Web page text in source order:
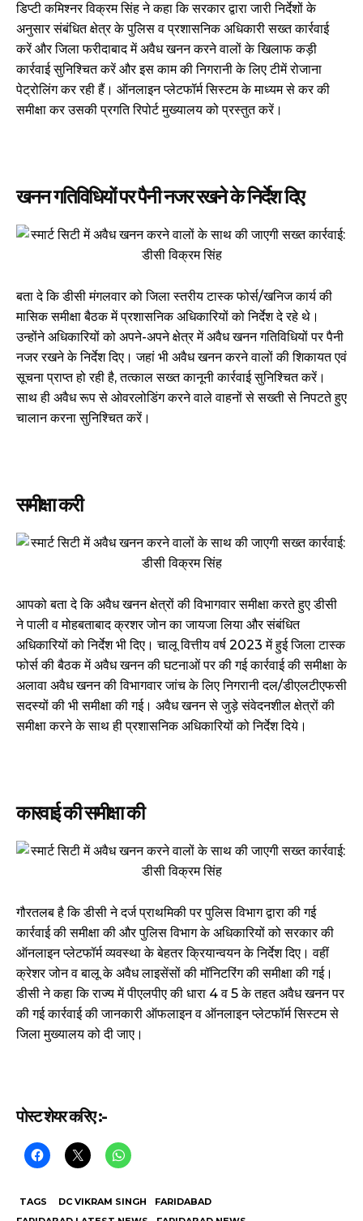
डिप्टी कमिश्नर विक्रम सिंह ने कहा कि सरकार द्वारा जारी निर्देशों के
अनुसार संबंधित क्षेत्र के पुलिस व प्रशासनिक अधिकारी सख्त कार्रवाई
करें और जिला फरीदाबाद में अवैध खनन करने वालों के खिलाफ कड़ी
कार्रवाई सुनिश्चित करें और इस काम की निगरानी के लिए टीमें रोजाना
पेट्रोलिंग कर रही हैं। ऑनलाइन प्लेटफॉर्म सिस्टम के माध्यम से कर की
समीक्षा कर उसकी प्रगति रिपोर्ट मुख्यालय को प्रस्तुत करें।
खनन गतिविधियों पर पैनी नजर रखने के निर्देश दिए
बता दे कि डीसी मंगलवार को जिला स्तरीय टास्क फोर्स/खनिज कार्य की
मासिक समीक्षा बैठक में प्रशासनिक अधिकारियों को निर्देश दे रहे थे।
उन्होंने अधिकारियों को अपने-अपने क्षेत्र में अवैध खनन गतिविधियों पर पैनी
नजर रखने के निर्देश दिए। जहां भी अवैध खनन करने वालों की शिकायत एवं
सूचना प्राप्त हो रही है, तत्काल सख्त कानूनी कार्रवाई सुनिश्चित करें।
साथ ही अवैध रूप से ओवरलोडिंग करने वाले वाहनों से सख्ती से निपटते हुए
चालान करना सुनिश्चित करें।
समीक्षा करी
आपको बता दे कि अवैध खनन क्षेत्रों की विभागवार समीक्षा करते हुए डीसी
ने पाली व मोहबताबाद क्रशर जोन का जायजा लिया और संबंधित
अधिकारियों को निर्देश भी दिए। चालू वित्तीय वर्ष 2023 में हुई जिला टास्क
फोर्स की बैठक में अवैध खनन की घटनाओं पर की गई कार्रवाई की समीक्षा के
अलावा अवैध खनन की विभागवार जांच के लिए निगरानी दल/डीएलटीएफसी
सदस्यों की भी समीक्षा की गई। अवैध खनन से जुड़े संवेदनशील क्षेत्रों की
समीक्षा करने के साथ ही प्रशासनिक अधिकारियों को निर्देश दिये।
कारवाई की समीक्षा की
गौरतलब है कि डीसी ने दर्ज प्राथमिकी पर पुलिस विभाग द्वारा की गई
कार्रवाई की समीक्षा की और पुलिस विभाग के अधिकारियों को सरकार की
ऑनलाइन प्लेटफॉर्म व्यवस्था के बेहतर क्रियान्वयन के निर्देश दिए। वहीं
क्रेशर जोन व बालू के अवैध लाइसेंसों की मॉनिटरिंग की समीक्षा की गई।
डीसी ने कहा कि राज्य में पीएलपीए की धारा 4 व 5 के तहत अवैध खनन पर
की गई कार्रवाई की जानकारी ऑफलाइन व ऑनलाइन प्लेटफॉर्म सिस्टम से
जिला मुख्यालय को दी जाए।
पोस्ट शेयर करिए :-
TAGS DC VIKRAM SINGH
FARIDABAD